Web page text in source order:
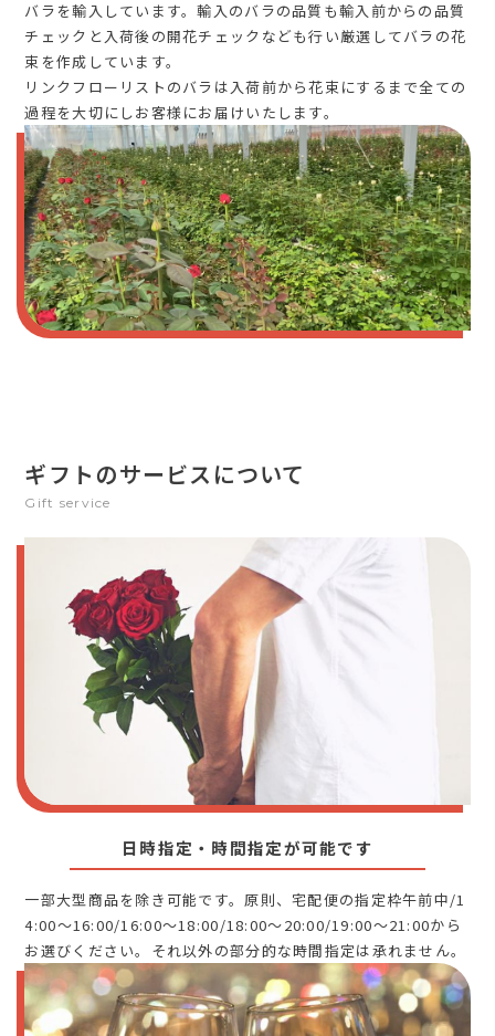
バラを輸入しています。輸入のバラの品質も輸入前からの品質
チェックと入荷後の開花チェックなども行い厳選してバラの花
束を作成しています。
リンクフローリストのバラは入荷前から花束にするまで全ての
過程を大切にしお客様にお届けいたします。
ギフトのサービスについて
Gift service
日時指定・時間指定が可能です
一部大型商品を除き可能です。原則、宅配便の指定枠午前中/1
4:00～16:00/16:00～18:00/18:00～20:00/19:00～21:00から
お選びください。それ以外の部分的な時間指定は承れません。